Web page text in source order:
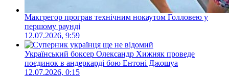
Макгрегор програв технічним нокаутом Голловею у
першому раунді
12.07.2026, 9:59
Український боксер Олександр Хижняк проведе
поєдинок в андеркарді бою Ентоні Джошуа
12.07.2026, 0:15